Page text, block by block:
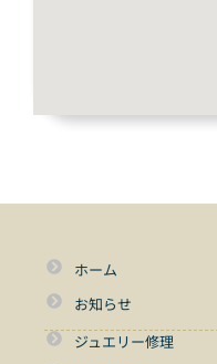
ホーム
お知らせ
ジュエリー修理